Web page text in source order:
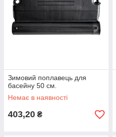
Зимовий поплавець для
басейну 50 см.
Немає в наявності
403,20 ₴